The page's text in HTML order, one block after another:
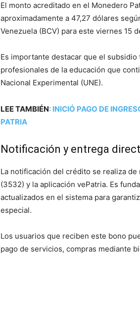
El monto acreditado en el Monedero
aproximadamente a 47,27 dólares
Venezuela (BCV) para este viernes 15
Es importante destacar que el
profesionales de la educación que
Nacional Experimental (UNE).
LEE TAMBIÉN: INICIÓ PAGO DE
PATRIA
Notificación y entrega
La notificación del crédito se realiza
(3532) y la aplicación vePatria. Es
actualizados en el sistema para
especial.
Los usuarios que reciben este bono
pago de servicios, compras mediante